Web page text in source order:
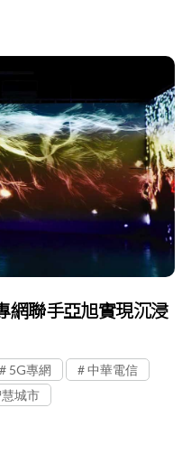
網聯手亞旭實現沉浸
5G專網
中華電信
城市